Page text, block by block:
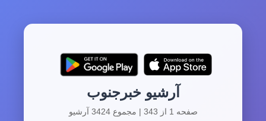
آرشیو خبرجنوب
صفحه 1 از 343 | مجموع 3424 آرشیو